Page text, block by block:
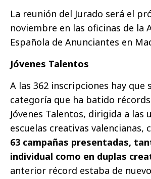
La reunión del Jurado será el
noviembre en las oficinas de la
Española de Anunciantes en
Jóvenes Talentos
A las 362 inscripciones hay que
categoría que ha batido
Jóvenes Talentos, dirigida a las
escuelas creativas valencianas,
63 campañas presentadas,
individual como en duplas
anterior récord estaba de